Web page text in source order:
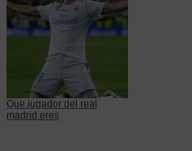
Que jugador del real
madrid eres